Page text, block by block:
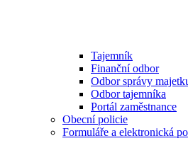
Tajemník
Finanční odbor
Odbor správy
Odbor tajemníka
Portál zaměstnance
Obecní policie
Formuláře a elektronická